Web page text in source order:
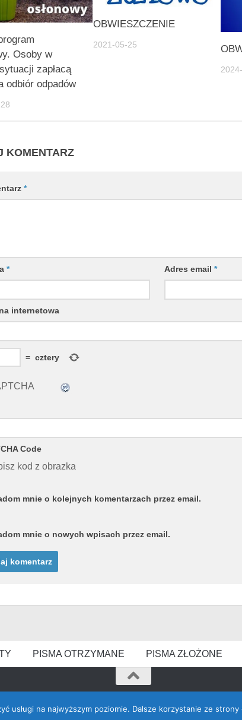
Osoby w
zapłacą
odbiór odpadów
OBWIESZCZENIE
2021-05-25
KOMENTARZ
*
* Adres email*
internetowa
= cztery
Code
kod z obrazka
mnie o kolejnych komentarzach przez email.
mnie o nowych wpisach przez email.
PISMA OTRZYMANE PISMA ZŁOŻONE
usługi na najwyższym poziomie. Dalsze korzystanie ze